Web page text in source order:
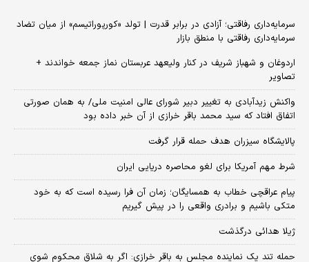
سرمایه‌داری رفاقتی؛ آزادی در برابر قدرت | تولد «کورپوراتیسم» از میان تضاد
سرمایه‌داری رفاقتی با منطق بازار
اردوغان و شهباز شریف در کنار ولیعهد عربستان نماز جمعه خواندند +
تصاویر
واکنش زیدآبادی به تغییر دبیر شورای عالی امنیت ملی/ به همان صورتی
اتفاق افتاد که سید محمد باقر خرازی از آن خبر داده بود
پالایشگاه سیزران هدف حمله قرار گرفت
شرط مهم آمریکا برای لغو محاصره دریایی ایران
پیام عراقچی خطاب به همسایگان؛ زمان آن فرا رسیده است که به خود
متکی باشیم و برادری واقعی را در پیش گیریم
ژیلا هدائی درگذشت
حمله تند یک نماینده مجلس به باقر خرازی: اگر به شلاق محکوم شوی